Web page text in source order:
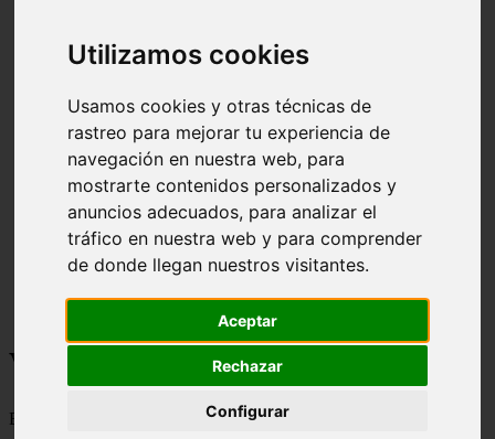
Utilizamos cookies
Usamos cookies y otras técnicas de
rastreo para mejorar tu experiencia de
navegación en nuestra web, para
mostrarte contenidos personalizados y
anuncios adecuados, para analizar el
tráfico en nuestra web y para comprender
de donde llegan nuestros visitantes.
Aceptar
Rechazar
Configurar
c santa fe
c zona austral
carmen
category
destinos
gijon
lanzarote
live
monumentos
naturaleza
Viajes y turismo
Blog sobre viajes y turismo, nacional e internacional, caro y barato